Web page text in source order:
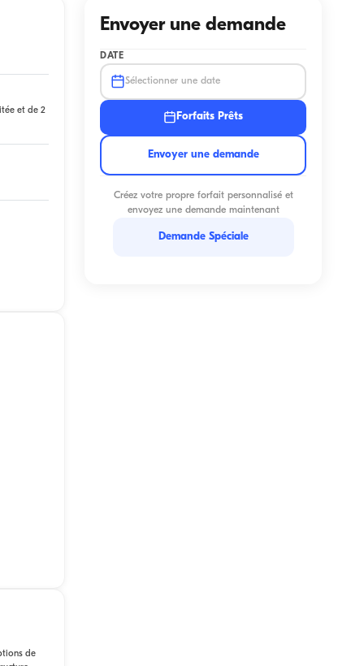
et de 2
de
Envoyer une demande
DATE
Sélectionner une date
Forfaits Prêts
Envoyer une demande
Créez votre propre forfait personnalisé et
envoyez une demande maintenant
Demande Spéciale